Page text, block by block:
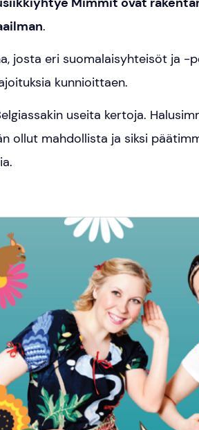
.
josta eri suomalaisyhteisöt ja -
kunnioittaen.
useita kertoja.
ollut mahdollista ja siksi